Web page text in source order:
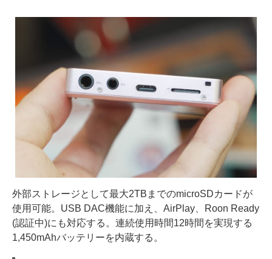
外部ストレージとして最大2TBまでのmicroSDカードが
使用可能。USB DAC機能に加え、AirPlay、Roon Ready
(認証中)にも対応する。連続使用時間12時間を実現する
1,450mAhバッテリーを内蔵する。